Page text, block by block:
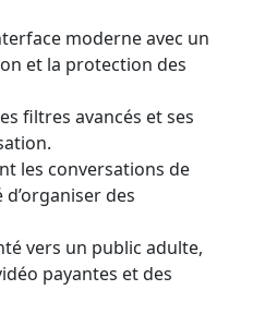
moderne avec un
et la protection des
filtres avancés et ses
les conversations de
des
vers un public adulte,
payantes et des